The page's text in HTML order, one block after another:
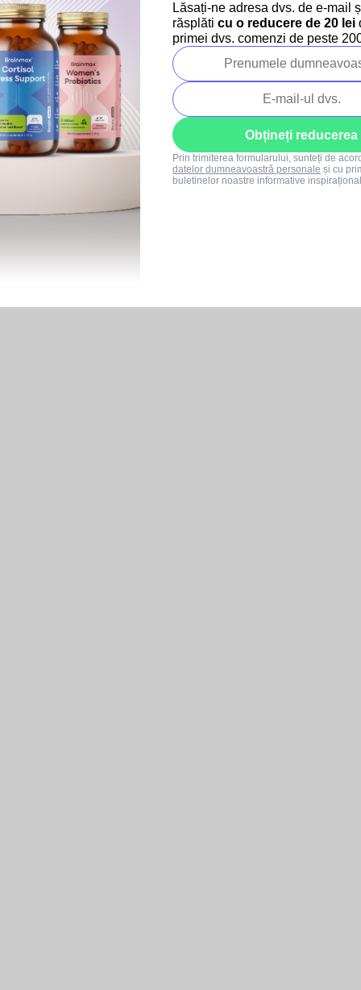
Lăsați-ne adresa dvs. de e-mail
răsplăti cu o reducere de 20 lei
primei dvs. comenzi de peste
Obțineți reducerea
Prin trimiterea formularului, sunteți de
datelor dumneavoastră personale și cu
buletinelor noastre informative